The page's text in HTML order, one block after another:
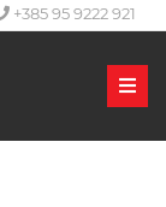
+385 95 9222 921